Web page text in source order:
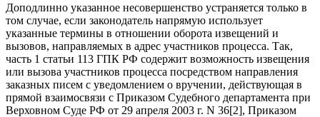
Доподлинно указанное несовершенство устраняется только в
том случае, если законодатель напрямую использует
указанные термины в отношении оборота извещений и
вызовов, направляемых в адрес участников процесса. Так,
часть 1 статьи 113 ГПК РФ содержит возможность извещения
или вызова участников процесса посредством направления
заказных писем с уведомлением о вручении, действующая в
прямой взаимосвязи с Приказом Судебного департамента при
Верховном Суде РФ от 29 апреля 2003 г. N 36[2], Приказом